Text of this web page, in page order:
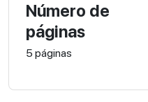
Número de
páginas
5 páginas